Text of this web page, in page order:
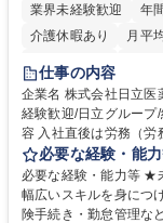
業界未経験歓迎
年
介護休暇あり
月平
住宅手当あり
育休あり
完全週休
仕事の内容
企業名 株式会社日立医薬情報ソリ
経験歓迎/日立グループ/組
容 入社直後は労務（労
任せいたします。将来
営を支えるゼネラリストをめざせます。
計算、社会保険対応、
します。ご経験に応じ
必要な経験・能
必要な経験・能力等 ★
幅広いスキルを身につけたい方にお
険手続き・勤怠管理な